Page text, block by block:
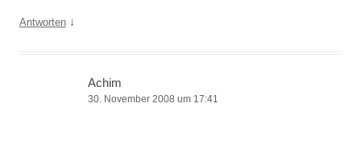
Antworten ↓
Achim
30. November 2008 um 17:41